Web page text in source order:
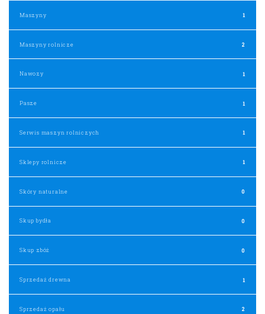
Maszyny 1
Maszyny rolnicze 2
Nawozy 1
Pasze 1
Serwis maszyn rolniczych 1
Sklepy rolnicze 1
Skóry naturalne 0
Skup bydła 0
Skup zbóż 0
Sprzedaż drewna 1
Sprzedaż opału 2